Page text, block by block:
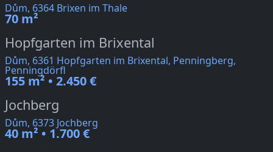
Dům, 6364 Brixen im Thale
70 m²
Hopfgarten im Brixental
Dům, 6361 Hopfgarten im Brixental, Penningberg,
Penningdörfl
155 m² • 2.450 €
Jochberg
Dům, 6373 Jochberg
40 m² • 1.700 €